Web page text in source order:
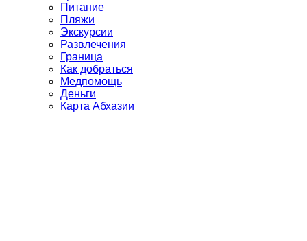
Питание
Пляжи
Экскурсии
Развлечения
Граница
Как добраться
Медпомощь
Деньги
Карта Абхазии